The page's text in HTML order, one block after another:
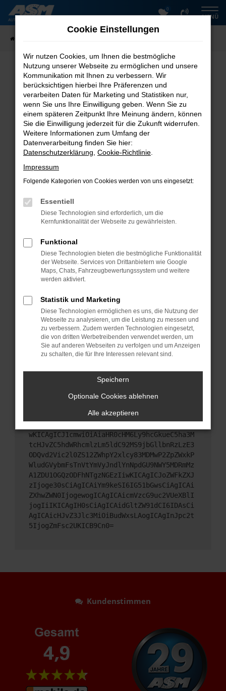
Zum
Hauptinhalt
0
MENÜ
Fehler: Network Error
Beim Laden ist ein Fehler aufgetreten.
Hier sind ein paar Tipps, die dir helfen können:
Überprüfe deine Firewall und deine
Internetverbindung.
Laden andere Webseiten, zum Beispiel deine
Suchmaschine?
Prüfe deine Browsererweiterungen.
das Laden bestimmter Seiten verhindern.
Funktioniert die Seite in einem anderen Browser
oder in einem privaten Fenster?
Das kann manchmal helfen, vorübergehende
Probleme zu beheben.
Stelle sicher, dass dein Browser und dein
Betriebssystem auf dem neuesten Stand sind.
Sicherheitsrisiko, sondern kann auch dazu führen,
dass bestimmte Funktionen nicht mehr
unterstützt werden.
Wende dich an den Webseitenbetreiber.
Wenn du alle oben genannten Schritte versucht
hast, kontaktiere uns bitte. Wir werden versuchen,
das Problem zu beheben. Du kannst uns diesen
Text schicken, um uns bei der Fehlersuche zu
unterstützen:
ewogICJuYW1lIjogIk5ldHdvcmtFcnJvciIsCiAgI
mNvbmZpZyI6IHsKICAgICJtZXRob2QiOiAiR0VUIi
wKICAgICJ1cmwiOiAiaHR0cHM6Ly9hcGkueC5ha3M
tcHJvZC5hdWRhcmlzLm5ldC92MS9jbGllbnRzLzE3
ODQvd2Vic2l0ZS12ZWhpY2xlcy83MDMwP2ZpZWxkP
WludGVybmFsTnVtYmVyJndlYnNpdGU9NWY5MDRmMz
A1ZDU1OGQzODFhNTgzNGEzIiwKICAgICJoZWFkZXJ
zIjoge30sCiAgICAiYm9keSI6IG51bGwsCiAgICAi
ZXhwZWN0IjogewogICAgICAicmVzcG9uc2VUeXBlI
jogIiIKICAgIH0sCiAgICAidGltZW91dCI6IDAsCi
AgICAicHJvZ3Jlc3MiOiBudWxsLAogICAgInJpc2t
5IjogZmFsc2UKICB9Cn0=
Kundenstimmen
Cookie Einstellungen
Wir nutzen Cookies, um Ihnen die bestmögliche
Nutzung unserer Webseite zu ermöglichen und unsere
Kommunikation mit Ihnen zu verbessern. Wir
berücksichtigen hierbei Ihre Präferenzen und
verarbeiten Daten für Marketing und Statistiken nur,
wenn Sie uns Ihre Einwilligung geben. Wenn Sie zu
einem späteren Zeitpunkt Ihre Meinung ändern, können
Sie die Einwilligung jederzeit für die Zukunft widerrufen.
Weitere Informationen zum Umfang der
Datenverarbeitung finden Sie hier:
Datenschutzerklärung Cookie-Richtlinie
Impressum
Folgende Kategorien von Cookies werden von uns eingesetzt:
Essentiell
Diese Technologien sind erforderlich, um die
Kernfunktionalität der Webseite zu gewährleisten.
Funktional
Diese Technologien bieten die bestmögliche Funktionalität
der Webseite. Services von Drittanbietern wie Google
Maps, Chats, Fahrzeugbewertungssystem und weitere
werden aktiviert.
Statistik und Marketing
Diese Technologien ermöglichen es uns, die Nutzung der
Webseite zu analysieren, um die Leistung zu messen und
zu verbessern. Zudem werden Technologien eingesetzt,
die von dritten Werbetreibenden verwendet werden, um
Sie auf anderen Webseiten zu verfolgen und um Anzeigen
zu schalten, die für Ihre Interessen relevant sind.
Speichern
Optionale Cookies ablehnen
Alle akzeptieren